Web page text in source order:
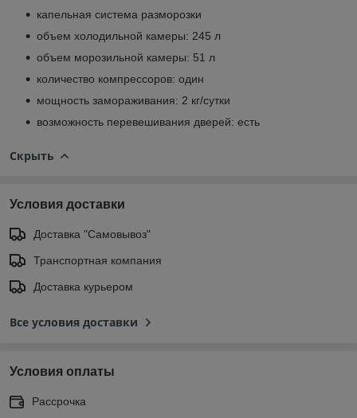
капельная система разморозки
объем холодильной камеры: 245 л
объем морозильной камеры: 51 л
количество компрессоров: один
мощность замораживания: 2 кг/сутки
возможность перевешивания дверей: есть
Скрыть
Условия доставки
Доставка "Самовывоз"
Транспортная компания
Доставка курьером
Все условия доставки
Условия оплаты
Рассрочка